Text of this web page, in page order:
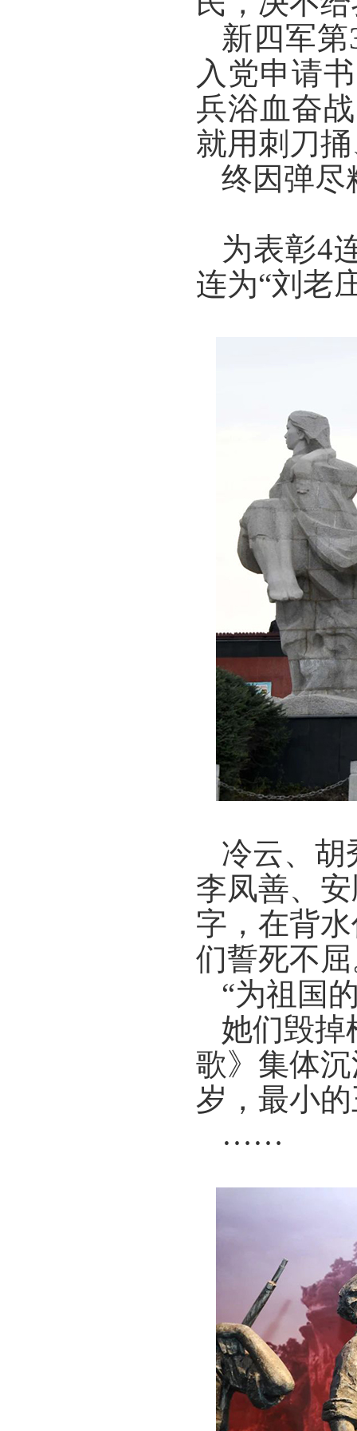
新四军第
入党申请
兵浴血奋
就用刺刀
终因弹尽
为表彰4
连为“刘老
冷云、胡
李凤善、
字， 在背
们誓死不
“为祖国
她们毁掉
歌》 集体
岁， 最小
……